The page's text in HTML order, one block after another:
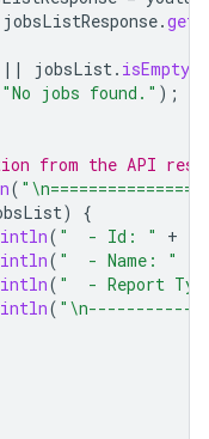
jobsListResponse.
|| jobsList. isEmpty
"No jobs found." );
from the API
(
)
{
( "  - Id: " +
( "  - Name: "
( "  - Report
(